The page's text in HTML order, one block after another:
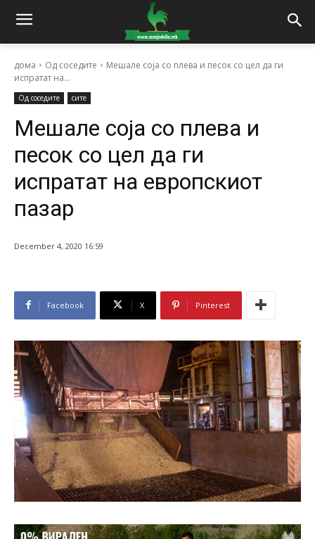
дома Од соседите
Мешале соја со плева и песок со цел да ги
испратат на...
Од соседите сите
Мешале соја со плева и
песок со цел да ги
испратат на европскиот
пазар
December 4, 2020 16:59
Facebook X Pinterest